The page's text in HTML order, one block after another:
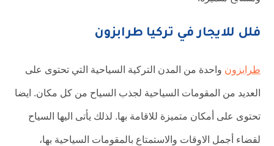
فلل للايجار في تركيا طرابزون
طرابزون واحدة من المدن التركية السياحية التي تحتوى على
العديد من المقومات السياحية لجذب السياح من كل مكان. ايضا
تحتوى على أمكان متميزة للاقامة بها. لذلك يأتى اليها السياح
لقضاء أجمل الاوقات والاستمتاع بالمقومات السياحية بها،